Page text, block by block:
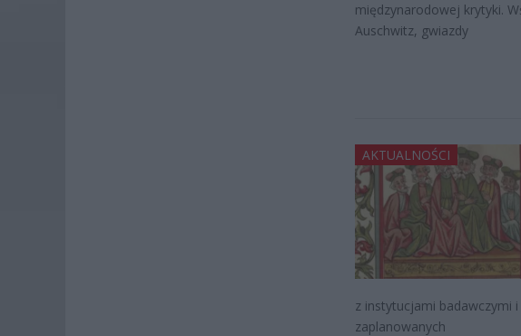
międzynarodowej krytyki.
Auschwitz, gwiazdy
AKTUALNOŚCI
z instytucjami badawczymi
zaplanowanych